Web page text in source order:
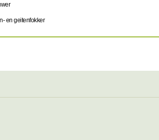
en geitenfokker